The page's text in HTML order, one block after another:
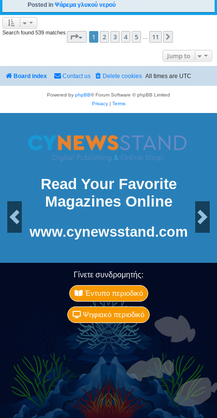
Posted in Ψάρεμα γλυκού νερού
Search found 539 matches Page of 11
1 2 3 4 5 11
Jump to
Board index All times are UTC
Delete cookies
Contact us
Powered by phpBB® Forum Software © phpBB Limited
Privacy| Terms
Read Your Favorite
Magazines Online
Next
www.cynewsstand.com
Γίνετε συνδρομητής:
Έντυπο περιοδικό
Ψηφιακό περιοδικό